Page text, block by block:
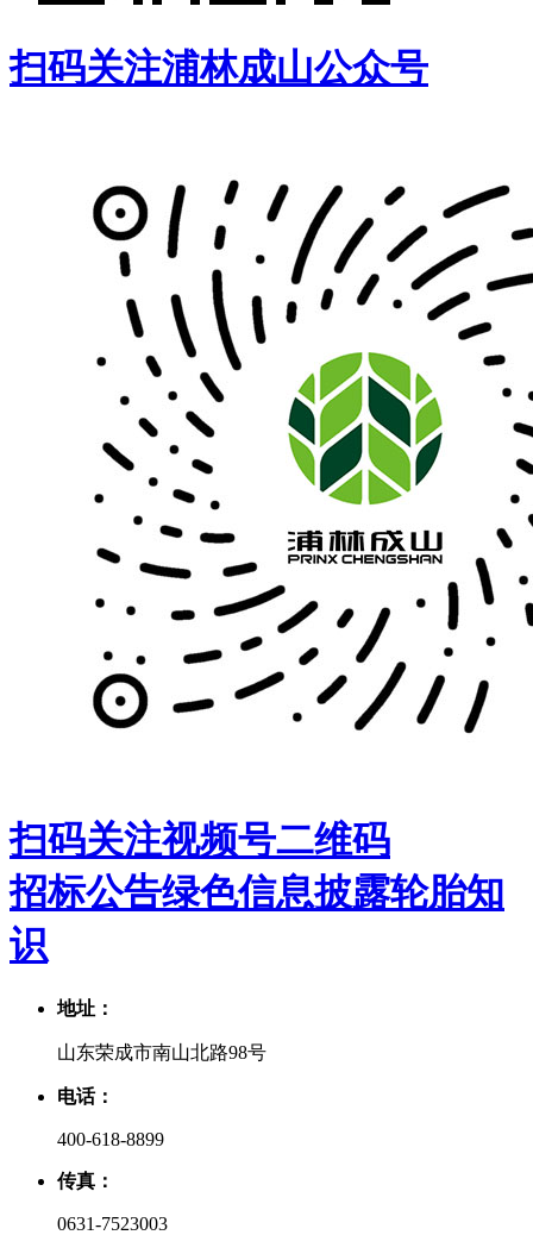
扫码关注浦林成山公众号
扫码关注视频号二维码
招标公告绿色信息披露轮胎知
识
地址：
山东荣成市南山北路98号
电话：
400-618-8899
传真：
0631-7523003